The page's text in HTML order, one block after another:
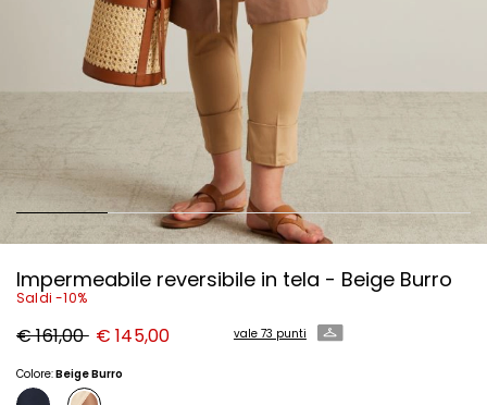
Impermeabile reversibile in tela - Beige Burro
Saldi -10%
Prezzo
originale
161,00
€ 161,00 Nuovo
prezzo
145,00
€ 145,00 vale 73 punti
Colore:Beige Burro